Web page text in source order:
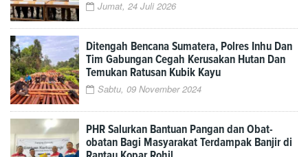
Jumat, 24 Juli 2026
Ditengah Bencana Sumatera, Polres Inhu Dan
Tim Gabungan Cegah Kerusakan Hutan Dan
Temukan Ratusan Kubik Kayu
Sabtu, 09 November 2024
PHR Salurkan Bantuan Pangan dan Obat-
obatan Bagi Masyarakat Terdampak Banjir di